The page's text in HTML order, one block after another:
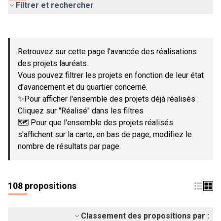
Filtrer et rechercher
−
Retrouvez sur cette page l'avancée des réalisations
des projets lauréats.
Vous pouvez filtrer les projets en fonction de leur état
d'avancement et du quartier concerné.
✨Pour afficher l'ensemble des projets déjà réalisés :
Cliquez sur "Réalisé" dans les filtres
🗺️ Pour que l'ensemble des projets réalisés
s'affichent sur la carte, en bas de page, modifiez le
nombre de résultats par page.
108 propositions
Classement des propositions par :